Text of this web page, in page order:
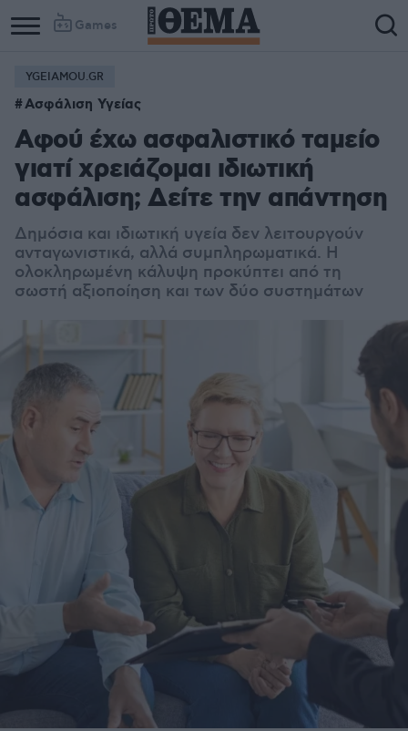
Games
YGEIAMOU.GR
Ασφάλιση Υγείας
Αφού έχω ασφαλιστικό ταμείο
γιατί χρειάζομαι ιδιωτική
ασφάλιση; Δείτε την απάντηση
Δημόσια και ιδιωτική υγεία δεν λειτουργούν
ανταγωνιστικά, αλλά συμπληρωματικά. Η
ολοκληρωμένη κάλυψη προκύπτει από τη
σωστή αξιοποίηση και των δύο συστημάτων